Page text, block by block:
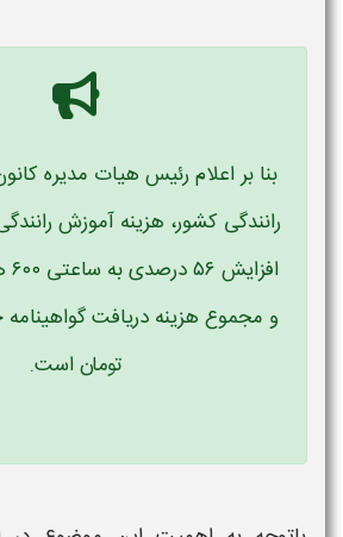
بنا بر اعلام رئیس هیات مدیره
تومان است.